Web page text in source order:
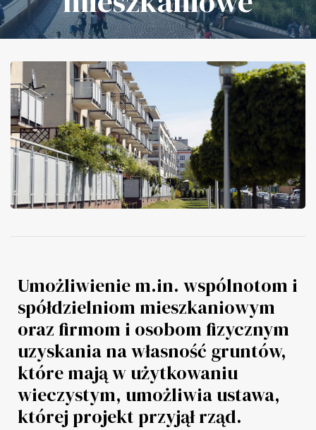
Umożliwienie m.in. wspólnotom i
spółdzielniom mieszkaniowym
oraz firmom i osobom fizycznym
uzyskania na własność gruntów,
które mają w użytkowaniu
wieczystym, umożliwia ustawa,
której projekt przyjął rząd.